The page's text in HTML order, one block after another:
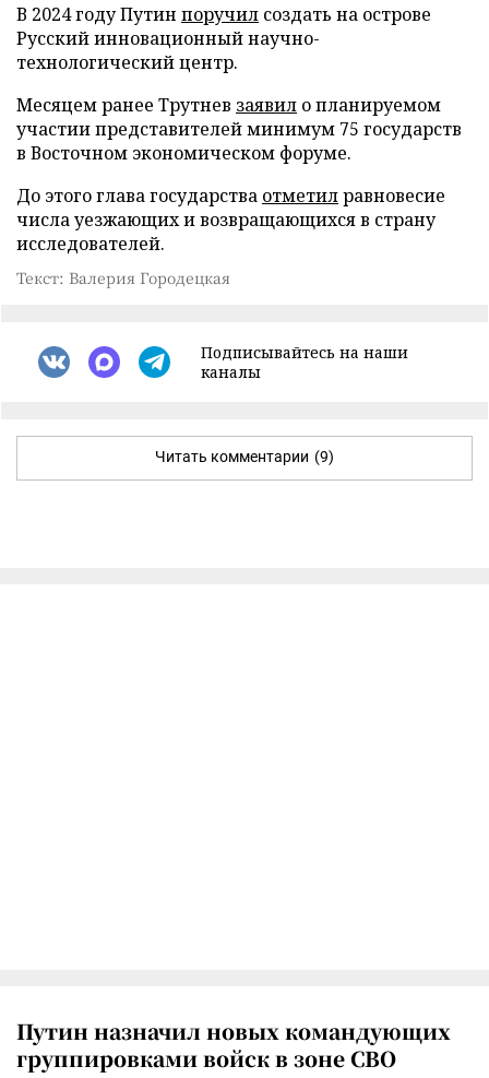
В 2024 году Путин поручил создать на острове
Русский инновационный научно-
технологический центр.
Месяцем ранее Трутнев заявил о планируемом
участии представителей минимум 75 государств
в Восточном экономическом форуме.
До этого глава государства отметилравновесие
числа уезжающих и возвращающихся в страну
исследователей.
Текст: Валерия Городецкая
Подписывайтесь на наши
каналы
Читать комментарии (9)
Путин назначил новых командующих
группировками войск в зоне СВО